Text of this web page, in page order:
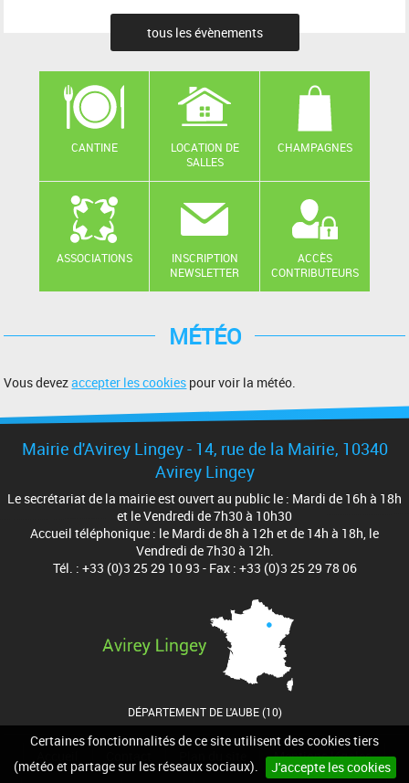
Certaines fonctionnalités de ce site utilisent des cookies tiers
(météo et partage sur les réseaux sociaux).
J'accepte les cookies
tous les évènements
CANTINE
LOCATION DE
SALLES
CHAMPAGNES
ASSOCIATIONS
INSCRIPTION
NEWSLETTER
ACCÈS
CONTRIBUTEURS
MÉTÉO
Vous devezaccepter les cookies pour voir la météo.
Mairie d'Avirey Lingey - 14, rue de la Mairie, 10340
Avirey Lingey
Le secrétariat de la mairie est ouvert au public le : Mardi de 16h à 18h
et le Vendredi de 7h30 à 10h30
Accueil téléphonique : le Mardi de 8h à 12h et de 14h à 18h, le
Vendredi de 7h30 à 12h.
Tél. : +33 (0)3 25 29 10 93 - Fax : +33 (0)3 25 29 78 06
DÉPARTEMENT DE L'AUBE (10)
Mentions légales